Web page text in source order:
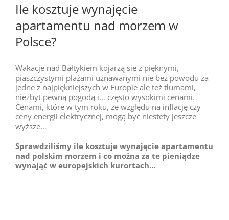
Ile kosztuje wynajęcie
apartamentu nad morzem w
Polsce?
Wakacje nad Bałtykiem kojarzą się z pięknymi,
piaszczystymi plażami uznawanymi nie bez powodu za
jedne z najpiękniejszych w Europie ale też tłumami,
niezbyt pewną pogodą i… często wysokimi cenami.
Cenami, które w tym roku, ze względu na inflację czy
ceny energii elektrycznej, mogą być niestety jeszcze
wyższe…
Sprawdziliśmy ile kosztuje wynajęcie apartamentu
nad polskim morzem i co można za te pieniądze
wynająć w europejskich kurortach…